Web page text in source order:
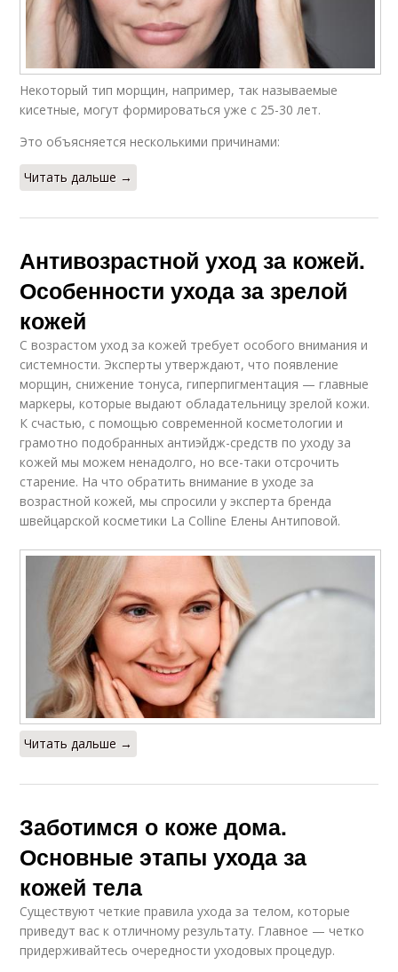
Некоторый тип морщин, например, так называемые
кисетные, могут формироваться уже с 25-30 лет.
Это объясняется несколькими причинами:
Читать дальше →
Антивозрастной уход за кожей.
Особенности ухода за зрелой
кожей
С возрастом уход за кожей требует особого внимания и
системности. Эксперты утверждают, что появление
морщин, снижение тонуса, гиперпигментация — главные
маркеры, которые выдают обладательницу зрелой кожи.
К счастью, с помощью современной косметологии и
грамотно подобранных антиэйдж-средств по уходу за
кожей мы можем ненадолго, но все-таки отсрочить
старение. На что обратить внимание в уходе за
возрастной кожей, мы спросили у эксперта бренда
швейцарской косметики La Colline Елены Антиповой.
Читать дальше →
Заботимся о коже дома.
Основные этапы ухода за
кожей тела
Существуют четкие правила ухода за телом, которые
приведут вас к отличному результату. Главное — четко
придерживайтесь очередности уходовых процедур.